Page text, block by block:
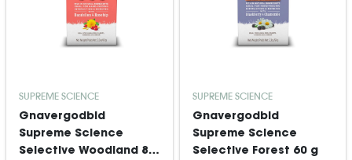
SUPREME SCIENCE
Gnavergodbid
Supreme Science
Selective Woodland 80
SUPREME SCIENCE
Gnavergodbid
Supreme Science
Selective Forest 60 g